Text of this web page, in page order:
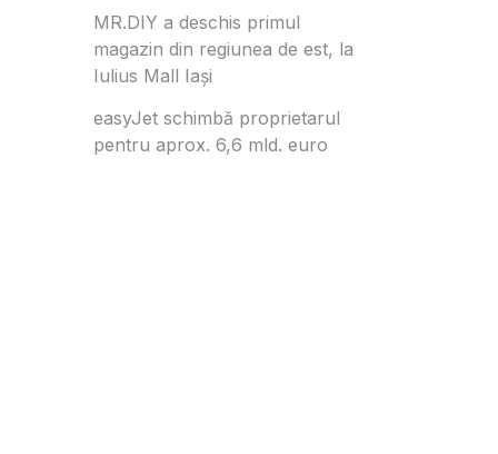
MR.DIY a deschis primul
magazin din regiunea de est, la
Iulius Mall Iași
easyJet schimbă proprietarul
pentru aprox. 6,6 mld. euro